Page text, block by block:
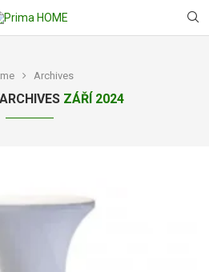
Archives
ZÁŘÍ 2024